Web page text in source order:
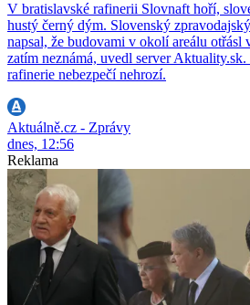
V bratislavské rafinerii Slovnaft hoří,
hustý černý dým. Slovenský
napsal, že budovami v okolí areálu otřásl
zatím neznámá, uvedl server
rafinerie nebezpečí nehrozí.
Aktuálně.cz - Zprávy
dnes, 12:56
Reklama